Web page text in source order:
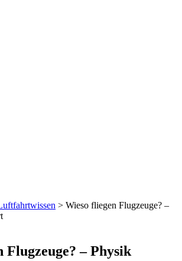
> Wieso fliegen Flugzeuge? –
Flugzeuge? – Physik